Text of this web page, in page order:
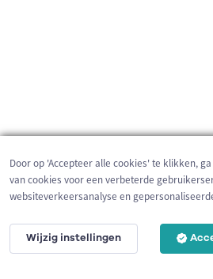
3 km
Door op 'Accepteer alle cookies' te klikken,
van cookies voor een verbeterde
websiteverkeersanalyse en
Wijzig instellingen